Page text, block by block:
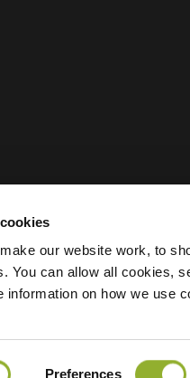
our website work, to
You can allow all cookies,
information on how we use
Preferences
ja kaupungeille.
yrityksiä ja
tarvitsemaa
tekee meistä